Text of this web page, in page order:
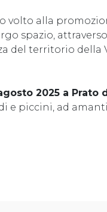
volto alla
spazio,
del territorio della
2025 a Prato
e piccini, ad